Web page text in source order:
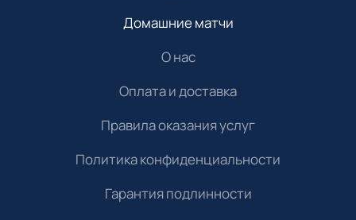
Домашние матчи
О нас
Оплата и доставка
Правила оказания услуг
Политика конфиденциальности
Гарантия подлинности